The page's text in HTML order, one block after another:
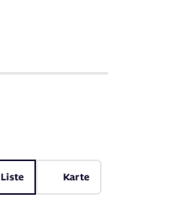
Liste Karte